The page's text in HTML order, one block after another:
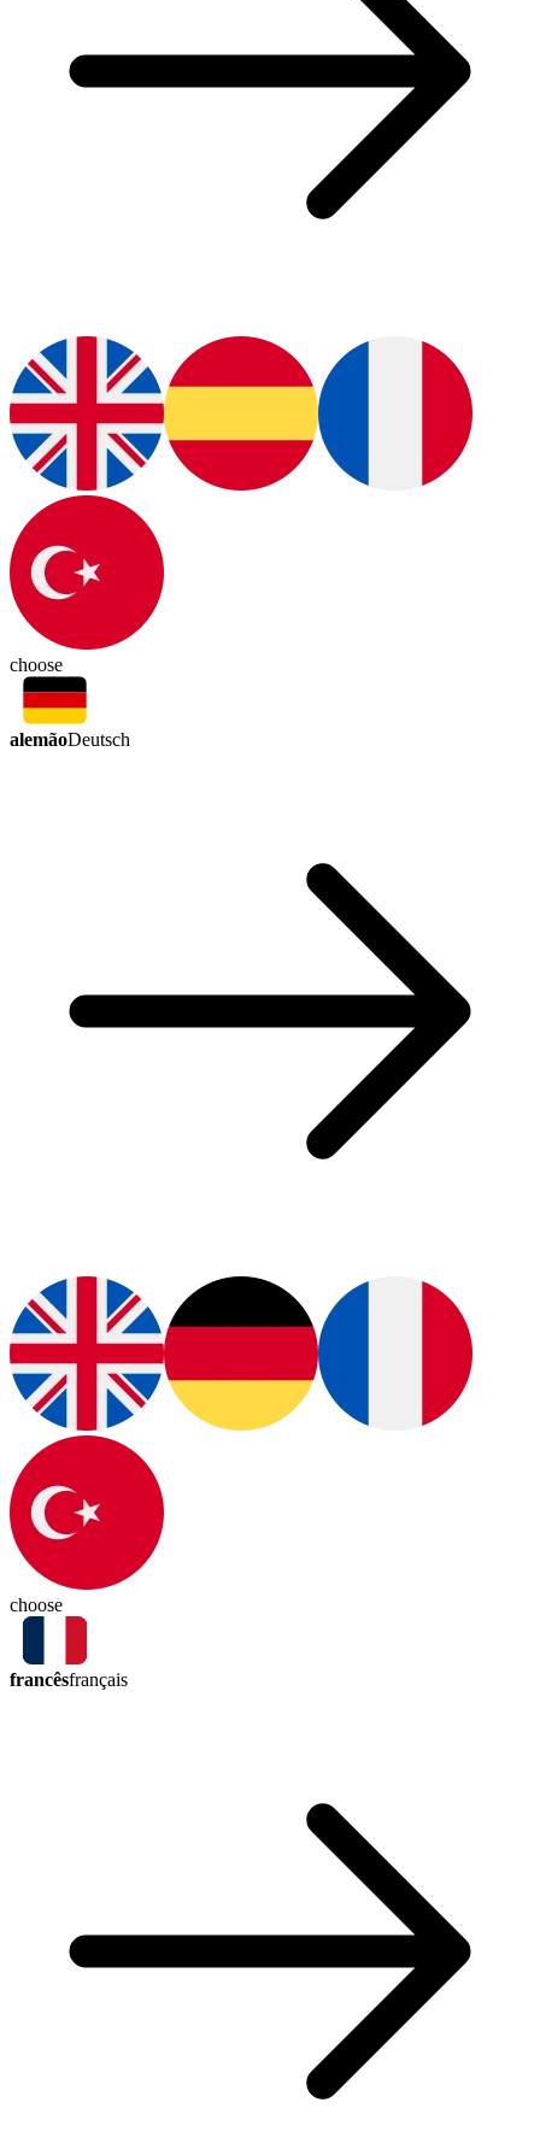
choose
alemãoDeutsch
choose
francêsfrançais